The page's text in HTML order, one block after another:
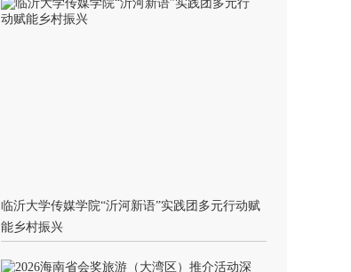
临沂大学传媒学院“沂河新语”实践团多元行动赋
能乡村振兴